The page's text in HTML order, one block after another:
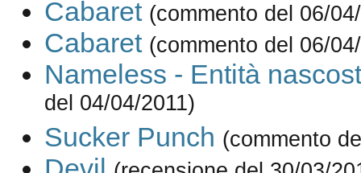
Cabaret (commento del 06/
Cabaret (commento del 06/
Nameless - Entità
del 04/04/2011)
Sucker Punch (commento